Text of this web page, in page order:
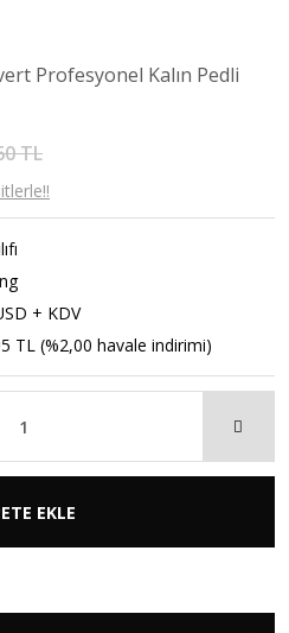
Profesyonel Kalın Pedli
TL
+ KDV
TL (%2,00 havale indirimi)
EKLE